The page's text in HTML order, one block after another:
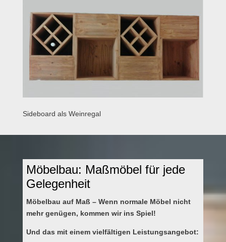
Sideboard als Weinregal
Möbelbau: Maßmöbel für jede
Gelegenheit
Möbelbau auf Maß – Wenn normale Möbel nicht
mehr genügen, kommen wir ins Spiel!
Und das mit einem vielfältigen Leistungsangebot: